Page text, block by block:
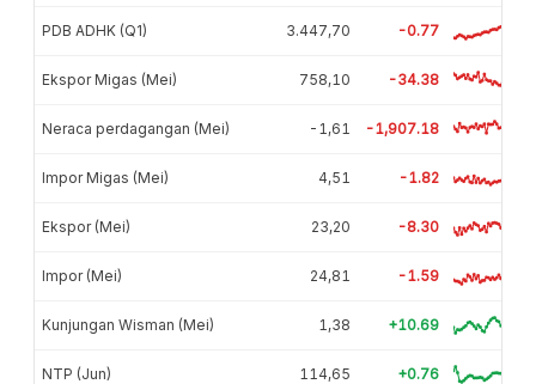
PDB ADHK (Q1) 3.447,70 -0.77
Ekspor Migas (Mei) 758,10 -34.38
Neraca perdagangan (Mei) -1,61 -1,907.18
Impor Migas (Mei) 4,51 -1.82
Ekspor (Mei) 23,20 -8.30
Impor (Mei) 24,81 -1.59
Kunjungan Wisman (Mei) 1,38 +10.69
NTP (Jun) 114,65 +0.76